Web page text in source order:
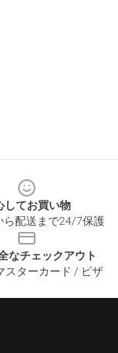
してお買い物
ら配送まで24/7保護
なチェックアウト
スターカード / ビザ